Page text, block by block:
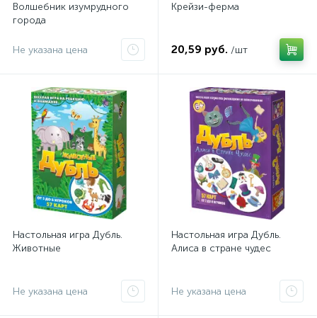
Волшебник изумрудного
города
Не указана цена
Крейзи-ферма
20,59 руб. /шт
Настольная игра Дубль.
Животные
Не указана цена
Настольная игра Дубль.
Алиса в стране чудес
Не указана цена